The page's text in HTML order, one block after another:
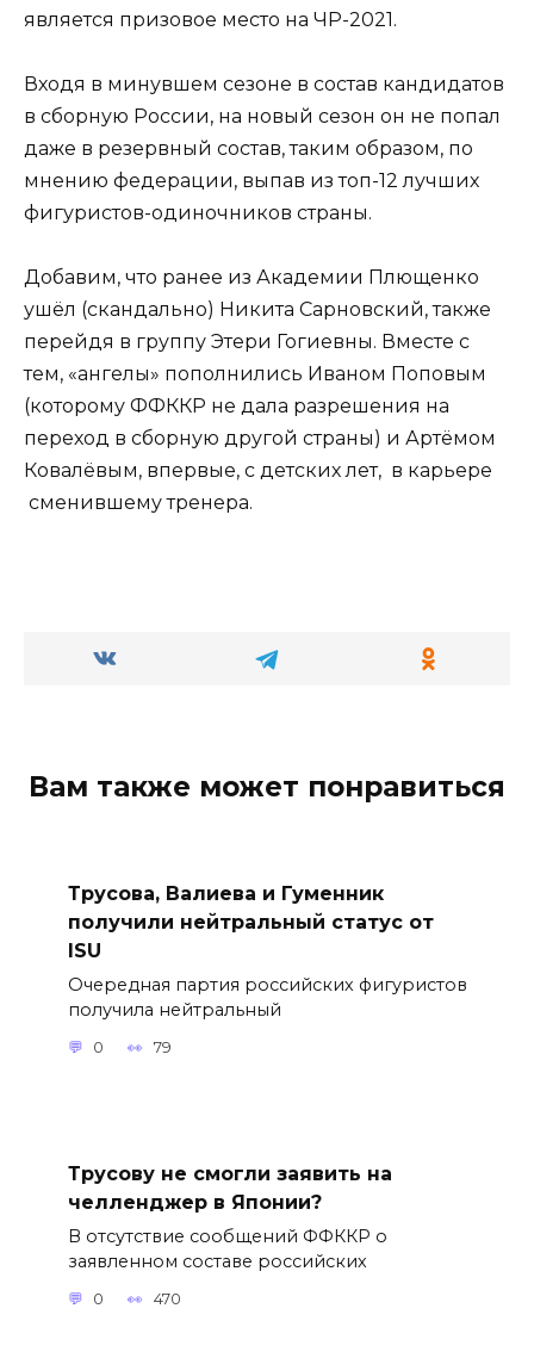
является призовое место на ЧР-2021.
Входя в минувшем сезоне в состав кандидатов
в сборную России, на новый сезон он не попал
даже в резервный состав, таким образом, по
мнению федерации, выпав из топ-12 лучших
фигуристов-одиночников страны.
Добавим, что ранее из Академии Плющенко
ушёл (скандально) Никита Сарновский, также
перейдя в группу Этери Гогиевны. Вместе с
тем, «ангелы» пополнились Иваном Поповым
(которому ФФККР не дала разрешения на
переход в сборную другой страны) и Артёмом
Ковалёвым, впервые, с детских лет, в карьере
сменившему тренера.
Вам также может понравиться
Трусова, Валиева и Гуменник
получили нейтральный статус от
ISU
Очередная партия российских фигуристов
получила нейтральный
0 79
Трусову не смогли заявить на
челленджер в Японии?
В отсутствие сообщений ФФККР о
заявленном составе российских
0 470